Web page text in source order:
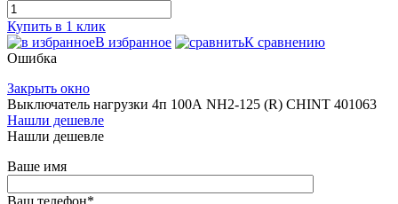
Купить в 1 клик
В избранное
К сравнению
Ошибка
Закрыть окно
Выключатель нагрузки 4п 100А NH2-125 (R) CHINT 401063
Нашли дешевле
Нашли дешевле
Ваше имя
Ваш телефон*